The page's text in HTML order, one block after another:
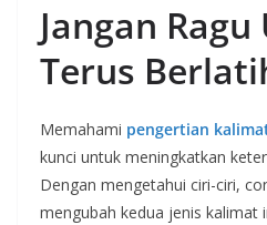
Jangan
Terus
Memahami pengertian
kunci untuk meningkatkan
Dengan mengetahui ciri-ciri,
mengubah kedua jenis kalimat